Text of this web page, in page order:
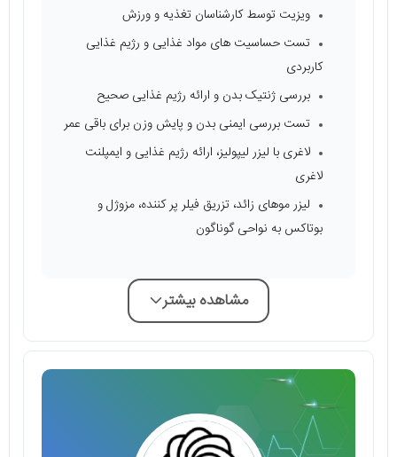
ویزیت توسط کارشناسان تغذیه و ورزش
تست حساسیت ‌های مواد غذایی و رژیم غذایی
کاربردی
بررسی ژنتیک بدن و ارائه رژیم غذایی صحیح
تست بررسی ایمنی بدن و پایش وزن برای باقی عمر
لاغری با لیزر لیپولیز، ارائه رژیم غذایی و ایمپلنت
لاغری
لیزر موهای زائد، تزریق فیلر پر کننده، مزوژل و
بوتاکس به نواحی گوناگون
مشاهده بیشتر